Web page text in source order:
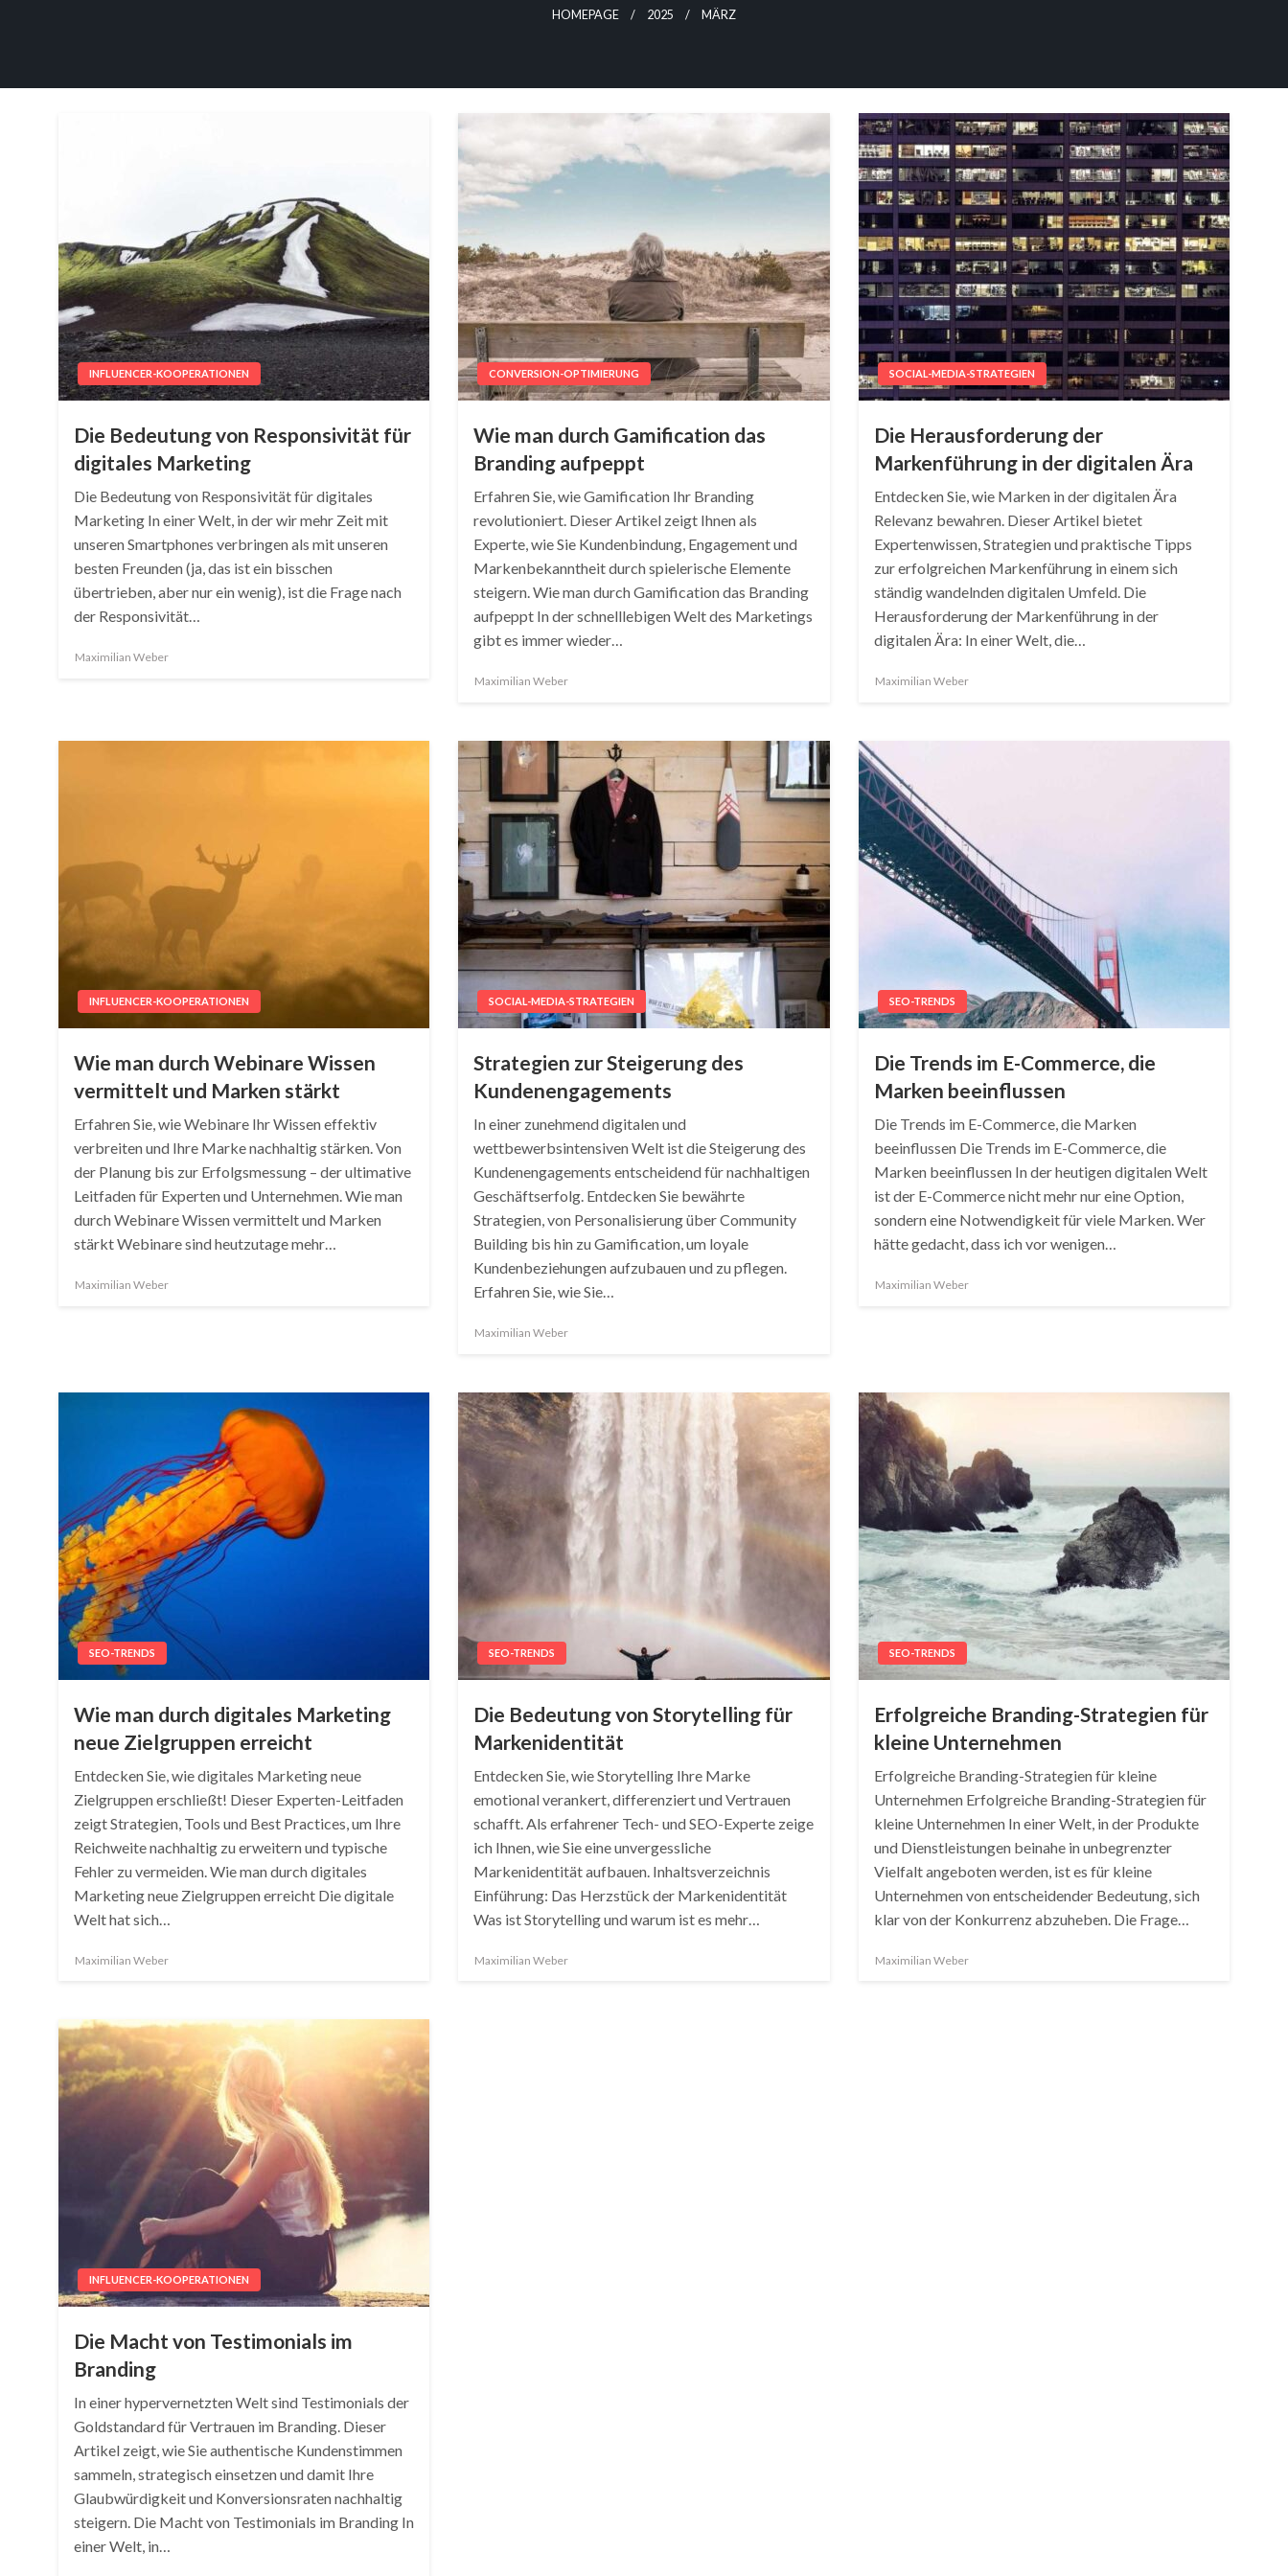
HOMEPAGE 2025 MÄRZ
INFLUENCER-KOOPERATIONEN
Die Bedeutung von Responsivität für
digitales Marketing
Die Bedeutung von Responsivität für digitales
Marketing In einer Welt, in der wir mehr Zeit mit
unseren Smartphones verbringen als mit unseren
besten Freunden (ja, das ist ein bisschen
übertrieben, aber nur ein wenig), ist die Frage nach
der Responsivität…
Maximilian Weber
CONVERSION-OPTIMIERUNG
Wie man durch Gamification das
Branding aufpeppt
Erfahren Sie, wie Gamification Ihr Branding
revolutioniert. Dieser Artikel zeigt Ihnen als
Experte, wie Sie Kundenbindung, Engagement und
Markenbekanntheit durch spielerische Elemente
steigern. Wie man durch Gamification das Branding
aufpeppt In der schnelllebigen Welt des Marketings
gibt es immer wieder…
Maximilian Weber
SOCIAL-MEDIA-STRATEGIEN
Die Herausforderung der
Markenführung in der digitalen Ära
Entdecken Sie, wie Marken in der digitalen Ära
Relevanz bewahren. Dieser Artikel bietet
Expertenwissen, Strategien und praktische Tipps
zur erfolgreichen Markenführung in einem sich
ständig wandelnden digitalen Umfeld. Die
Herausforderung der Markenführung in der
digitalen Ära: In einer Welt, die…
Maximilian Weber
INFLUENCER-KOOPERATIONEN
Wie man durch Webinare Wissen
vermittelt und Marken stärkt
Erfahren Sie, wie Webinare Ihr Wissen effektiv
verbreiten und Ihre Marke nachhaltig stärken. Von
der Planung bis zur Erfolgsmessung – der ultimative
Leitfaden für Experten und Unternehmen. Wie man
durch Webinare Wissen vermittelt und Marken
stärkt Webinare sind heutzutage mehr…
Maximilian Weber
SOCIAL-MEDIA-STRATEGIEN
Strategien zur Steigerung des
Kundenengagements
In einer zunehmend digitalen und
wettbewerbsintensiven Welt ist die Steigerung des
Kundenengagements entscheidend für nachhaltigen
Geschäftserfolg. Entdecken Sie bewährte
Strategien, von Personalisierung über Community
Building bis hin zu Gamification, um loyale
Kundenbeziehungen aufzubauen und zu pflegen.
Erfahren Sie, wie Sie…
Maximilian Weber
SEO-TRENDS
Die Trends im E-Commerce, die
Marken beeinflussen
Die Trends im E-Commerce, die Marken
beeinflussen Die Trends im E-Commerce, die
Marken beeinflussen In der heutigen digitalen Welt
ist der E-Commerce nicht mehr nur eine Option,
sondern eine Notwendigkeit für viele Marken. Wer
hätte gedacht, dass ich vor wenigen…
Maximilian Weber
SEO-TRENDS
Wie man durch digitales Marketing
neue Zielgruppen erreicht
Entdecken Sie, wie digitales Marketing neue
Zielgruppen erschließt! Dieser Experten-Leitfaden
zeigt Strategien, Tools und Best Practices, um Ihre
Reichweite nachhaltig zu erweitern und typische
Fehler zu vermeiden. Wie man durch digitales
Marketing neue Zielgruppen erreicht Die digitale
Welt hat sich…
Maximilian Weber
SEO-TRENDS
Die Bedeutung von Storytelling für
Markenidentität
Entdecken Sie, wie Storytelling Ihre Marke
emotional verankert, differenziert und Vertrauen
schafft. Als erfahrener Tech- und SEO-Experte zeige
ich Ihnen, wie Sie eine unvergessliche
Markenidentität aufbauen. Inhaltsverzeichnis
Einführung: Das Herzstück der Markenidentität
Was ist Storytelling und warum ist es mehr…
Maximilian Weber
SEO-TRENDS
Erfolgreiche Branding-Strategien für
kleine Unternehmen
Erfolgreiche Branding-Strategien für kleine
Unternehmen Erfolgreiche Branding-Strategien für
kleine Unternehmen In einer Welt, in der Produkte
und Dienstleistungen beinahe in unbegrenzter
Vielfalt angeboten werden, ist es für kleine
Unternehmen von entscheidender Bedeutung, sich
klar von der Konkurrenz abzuheben. Die Frage…
Maximilian Weber
INFLUENCER-KOOPERATIONEN
Die Macht von Testimonials im
Branding
In einer hypervernetzten Welt sind Testimonials der
Goldstandard für Vertrauen im Branding. Dieser
Artikel zeigt, wie Sie authentische Kundenstimmen
sammeln, strategisch einsetzen und damit Ihre
Glaubwürdigkeit und Konversionsraten nachhaltig
steigern. Die Macht von Testimonials im Branding In
einer Welt, in…